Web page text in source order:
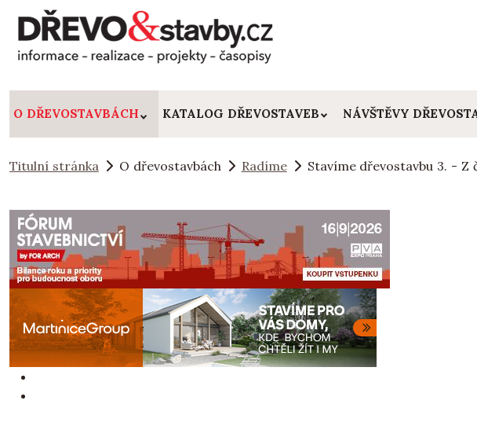
O DŘEVOSTAVBÁCH KATALOG DŘEVOSTAVEB NÁVŠTĚVY
Titulní stránka O dřevostavbách Radíme Stavíme dřevostavbu 3. - Z